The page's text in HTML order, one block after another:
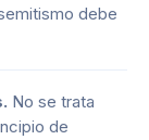
debe
No se trata
de